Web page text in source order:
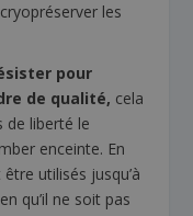
les
pour
de qualité, cela
de liberté le
enceinte. En
utilisés jusqu’à
qu’il ne soit pas